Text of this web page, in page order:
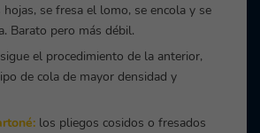
se fresa el lomo, se encola y se
Barato pero más débil.
sigue el procedimiento de la anterior,
de cola de mayor densidad y
los pliegos cosidos o fresados